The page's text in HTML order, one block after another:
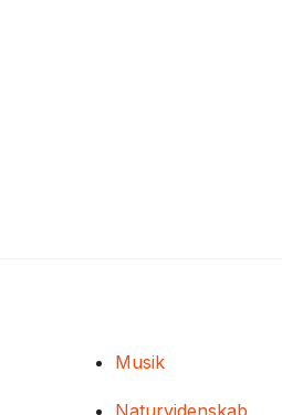
Musik
Naturvidenskab